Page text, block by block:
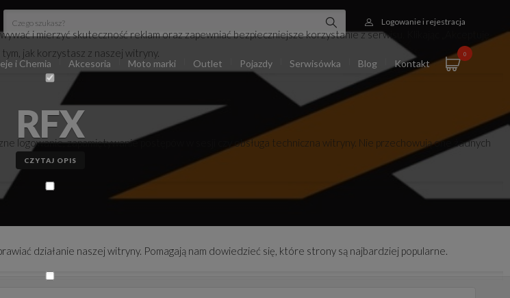
Logowanie i rejestracja
0
i Chemia Akcesoria Moto marki Outlet Pojazdy Serwisówka Blog Kontakt
RFX
CZYTAJ OPIS
i mierzyć skuteczność reklam oraz zapewniać bezpieczniejsze korzystanie z serwisu. Klikając „Akceptuję
jak korzystasz z naszej witryny.
logowanie, zapamiętywanie postępów w sesji czy obsługa techniczna witryny. Nie przechowują one żadnych
działanie naszej witryny. Pomagają nam dowiedzieć się, które strony są najbardziej popularne.